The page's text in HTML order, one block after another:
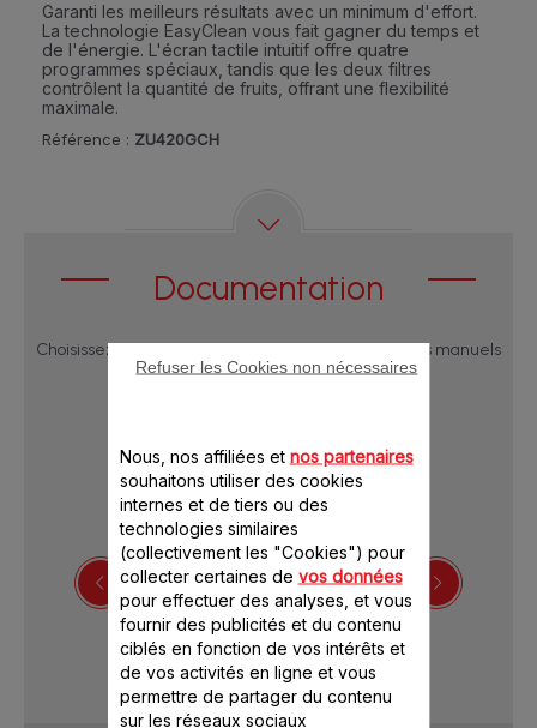
Garanti les meilleurs résultats avec un minimum d'effort.
La technologie EasyClean vous fait gagner du temps et
de l'énergie. L'écran tactile intuitif offre quatre
programmes spéciaux, tandis que les deux filtres
contrôlent la quantité de fruits, offrant une flexibilité
maximale.
Référence : ZU420GCH
Documentation
Choisissez une langue pour afficher les notices et les manuels
utilisateur :
Télécharger le livre de recettes
Nous, nos affiliées et nos partenaires
souhaitons utiliser des cookies
internes et de tiers ou des
technologies similaires
(collectivement les "Cookies") pour
collecter certaines de vos données
pour effectuer des analyses, et vous
fournir des publicités et du contenu
ciblés en fonction de vos intérêts et
de vos activités en ligne et vous
permettre de partager du contenu
sur les réseaux sociaux
Refuser les Cookies non nécessaires